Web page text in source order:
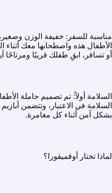
مناسبة للسفر: خفيفة الوزن
الأطفال هذه واصطحابها معك
أو تسافر، ابقِ طفلك قريبًا ومرتاحًا
السلامة في الاعتبار، وتتضمن
بشكل آمن أثناء كل مغامرة.
لماذا تختار أوقميقورا؟